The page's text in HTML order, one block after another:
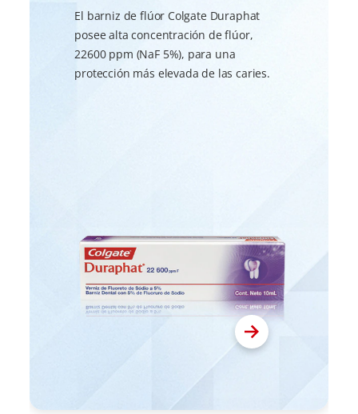
El barniz de flúor Colgate Duraphat
posee alta concentración de flúor,
22600 ppm (NaF 5%), para una
protección más elevada de las caries.